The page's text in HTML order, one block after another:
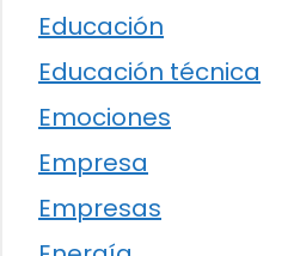
Educación
Educación técnica
Emociones
Empresa
Empresas